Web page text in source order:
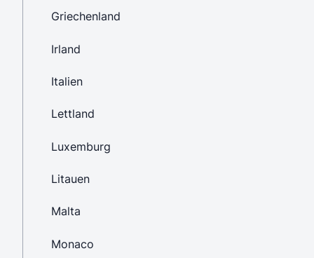
Griechenland
Irland
Italien
Lettland
Luxemburg
Litauen
Malta
Monaco